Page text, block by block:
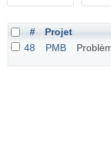
# Projet
48
PMB